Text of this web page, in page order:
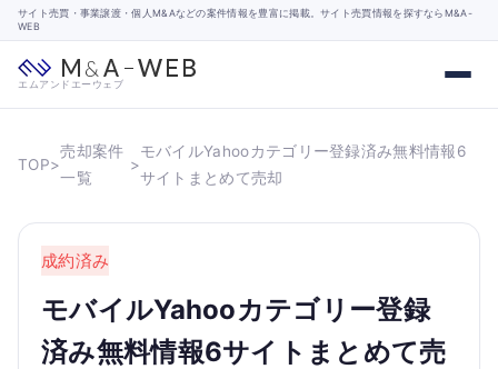
サイト売買・事業譲渡・個人M&Aなどの案件情報を豊富に掲載。サイト売買情報を探すならM&A-
WEB
エムアンドエーウェブ
TOP>
売却案件
一覧
>
モバイルYahooカテゴリー登録済み無料情報6
サイトまとめて売却
成約済み
モバイルYahooカテゴリー登録
済み無料情報6サイトまとめて売